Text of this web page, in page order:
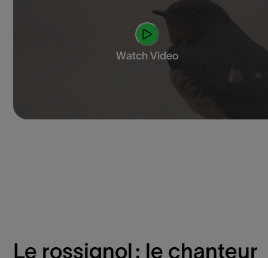
Watch Video
Le rossignol : le chanteur